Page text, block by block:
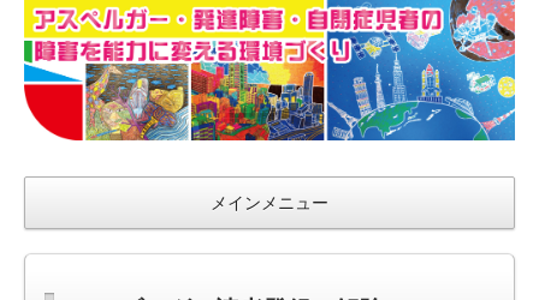
ア
ス
ル
ガ
メインメニュー